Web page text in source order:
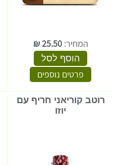
המחיר:25.50
₪
הוסף לסל
פרטים נוספים
רוטב קוריאני חריף עם
יוזו